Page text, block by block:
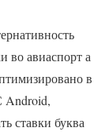
во авиаспорт а
в
Android,
ставки буква